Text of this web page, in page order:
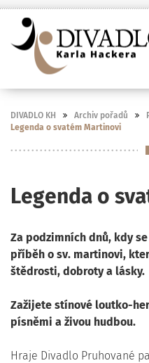
DIVADLO KH Archiv pořadů
Legenda o svatém Martinovi
Legenda o
Za podzimních dnů, kdy
příběh o sv. martinovi,
štědrosti, dobroty a lásky.
Zažijete stínové loutko-
písněmi a živou hudbou.
Hraje Divadlo Pruhované